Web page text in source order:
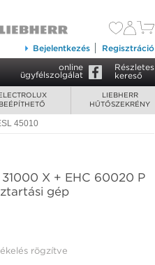
Bejelentkezés Regisztráció
online
ügyfélszolgálat
Részletes
kereső
BEÉPÍTHETŐ
LIEBHERR
HŰTŐSZEKRÉNY
45010
X + EHC 60020 P
gép
rögzítve